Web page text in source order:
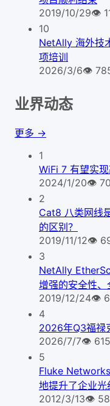
2019/10/29👁
10
NetAlly 海外技
项培训
2026/3/6👁
业界动态
更多 →
1
WiFi 7 有望实
2024/1/20👁
2
Cat8 八类网线
的区别？
2019/11/12👁
3
NetAlly
增强的安全性
2019/12/24👁
4
2026年Q3福禄
2026/7/7👁 615
5
Fluke
地提升了企业光
2012/3/13👁